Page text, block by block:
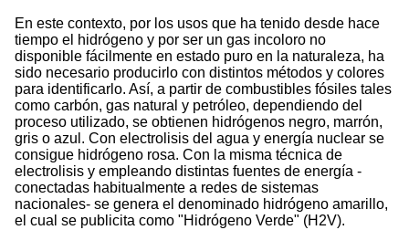
En este contexto, por los usos que ha tenido desde hace
tiempo el hidrógeno y por ser un gas incoloro no
disponible fácilmente en estado puro en la naturaleza, ha
sido necesario producirlo con distintos métodos y colores
para identificarlo. Así, a partir de combustibles fósiles tales
como carbón, gas natural y petróleo, dependiendo del
proceso utilizado, se obtienen hidrógenos negro, marrón,
gris o azul. Con electrolisis del agua y energía nuclear se
consigue hidrógeno rosa. Con la misma técnica de
electrolisis y empleando distintas fuentes de energía -
conectadas habitualmente a redes de sistemas
nacionales- se genera el denominado hidrógeno amarillo,
el cual se publicita como "Hidrógeno Verde" (H2V).